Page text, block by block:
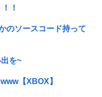
！
のソースコード持って
を~
【XBOX】